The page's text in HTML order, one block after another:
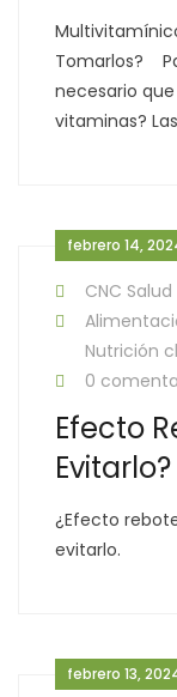
Tomarlos?
necesario
vitaminas? Las
febrero 14,
CNC Salud
Nutrición
0
Efecto
Evitarlo?
¿Efecto
evitarlo.
febrero 13,